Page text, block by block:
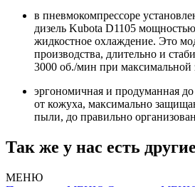
в пневмокомпрессоре
дизель Kubota D1105
жидкостное охлаждение. Это
производства, длительно и
3000 об./мин при максимальной
эргономичная и продуманная
от кожуха, максимально
пыли, до правильно
Так же у нас есть
МЕНЮ